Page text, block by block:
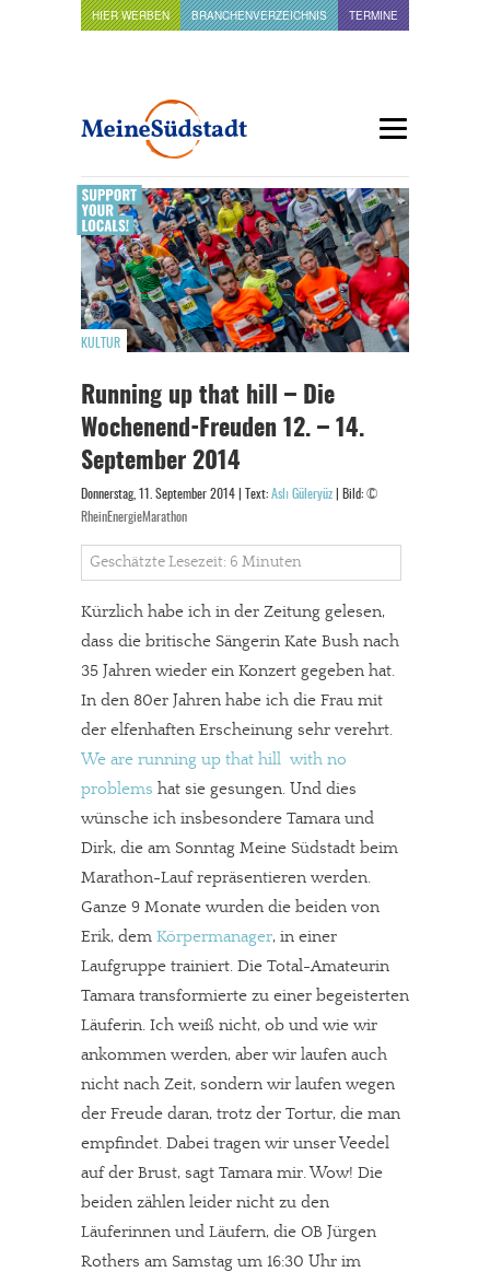
HIER WERBEN BRANCHENVERZEICHNIS TERMINE
KULTUR
Running up that hill – Die
Wochenend-Freuden 12. – 14.
September 2014
Donnerstag, 11. September 2014 | Text: Aslı Güleryüz | Bild: ©
RheinEnergieMarathon
Geschätzte Lesezeit: 6 Minuten
Kürzlich habe ich in der Zeitung gelesen,
dass die britische Sängerin Kate Bush nach
35 Jahren wieder ein Konzert gegeben hat.
In den 80er Jahren habe ich die Frau mit
der elfenhaften Erscheinung sehr verehrt.
We are running up that hill  with no
problems hat sie gesungen. Und dies
wünsche ich insbesondere Tamara und
Dirk, die am Sonntag Meine Südstadt beim
Marathon-Lauf repräsentieren werden.
Ganze 9 Monate wurden die beiden von
Erik, dem Körpermanager, in einer
Laufgruppe trainiert. Die Total-Amateurin
Tamara transformierte zu einer begeisterten
Läuferin. Ich weiß nicht, ob und wie wir
ankommen werden, aber wir laufen auch
nicht nach Zeit, sondern wir laufen wegen
der Freude daran, trotz der Tortur, die man
empfindet. Dabei tragen wir unser Veedel
auf der Brust, sagt Tamara mir. Wow! Die
beiden zählen leider nicht zu den
Läuferinnen und Läufern, die OB Jürgen
Rothers am Samstag um 16:30 Uhr im